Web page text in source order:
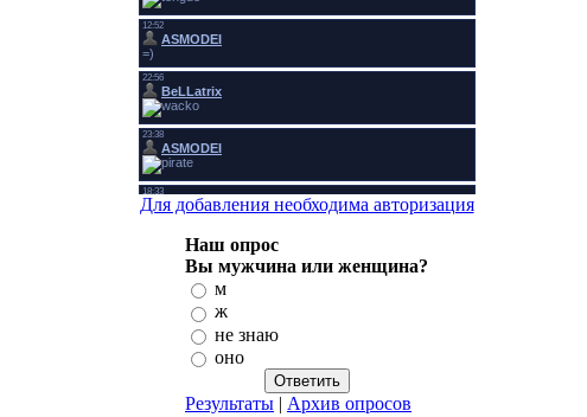
Для добавления необходима авторизация
Наш опрос
Вы мужчина или женщина?
м
ж
не знаю
оно
Результаты | Архив опросов